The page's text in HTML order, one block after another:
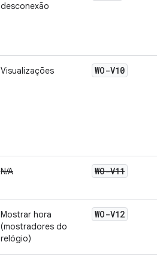
desconexão
Visualizações WO-V10
N/A WO-V11
Mostrar hora
(mostradores do
relógio)
WO-V12